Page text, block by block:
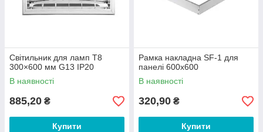
Світильник для ламп Т8
300×600 мм G13 IP20
В наявності
885,20 ₴
Купити
Рамка накладна SF-1 для
панелі 600х600
В наявності
320,90 ₴
Купити